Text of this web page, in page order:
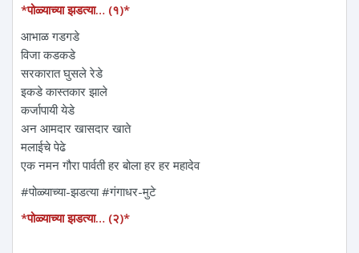
*पोळ्याच्या झडत्या… (१)*
आभाळ गडगडे
विजा कडकडे
सरकारात घुसले रेडे
इकडे कास्तकार झाले
कर्जापायी येडे
अन आमदार खासदार खाते
मलाईचे पेढे
एक नमन‌ गौरा पार्वती हर बोला हर हर महादेव
#पोळ्याच्या-झडत्या #गंगाधर-मुटे
*पोळ्याच्या झडत्या… (२)*